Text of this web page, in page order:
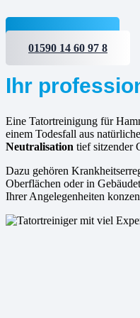
Jetzt anfragen
01590 14 60 97 8
Ihr
Eine Tatortreinigung für
einem Todesfall aus
Neutralisation tief sitzender
Dazu gehören
Oberflächen oder in
Ihrer Angelegenheiten